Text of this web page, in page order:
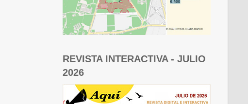
REVISTA INTERACTIVA - JULIO
2026